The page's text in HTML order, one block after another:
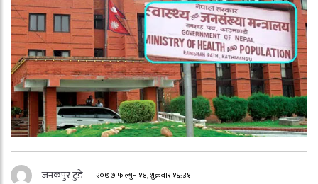
जनकपुर टुडे २०७७ फाल्गुन १४, शुक्रबार १६:३१